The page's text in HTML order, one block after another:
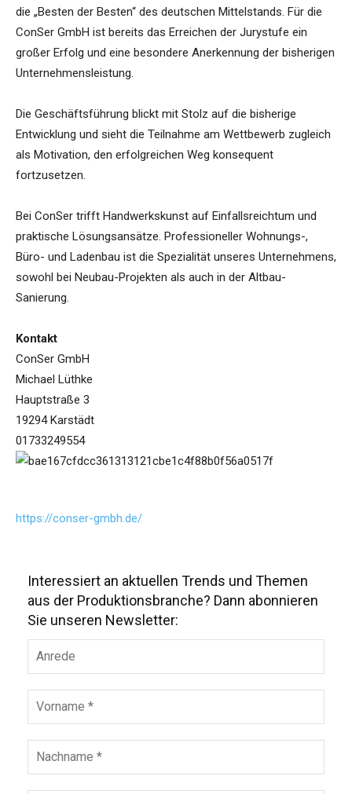
die „Besten der Besten“ des deutschen Mittelstands. Für die
ConSer GmbH ist bereits das Erreichen der Jurystufe ein
großer Erfolg und eine besondere Anerkennung der bisherigen
Unternehmensleistung.
Die Geschäftsführung blickt mit Stolz auf die bisherige
Entwicklung und sieht die Teilnahme am Wettbewerb zugleich
als Motivation, den erfolgreichen Weg konsequent
fortzusetzen.
Bei ConSer trifft Handwerkskunst auf Einfallsreichtum und
praktische Lösungsansätze. Professioneller Wohnungs-,
Büro- und Ladenbau ist die Spezialität unseres Unternehmens,
sowohl bei Neubau-Projekten als auch in der Altbau-
Sanierung.
Kontakt
ConSer GmbH
Michael Lüthke
Hauptstraße 3
19294 Karstädt
01733249554
https://conser-gmbh.de/
Interessiert an aktuellen Trends und Themen
aus der Produktionsbranche? Dann abonnieren
Sie unseren Newsletter: